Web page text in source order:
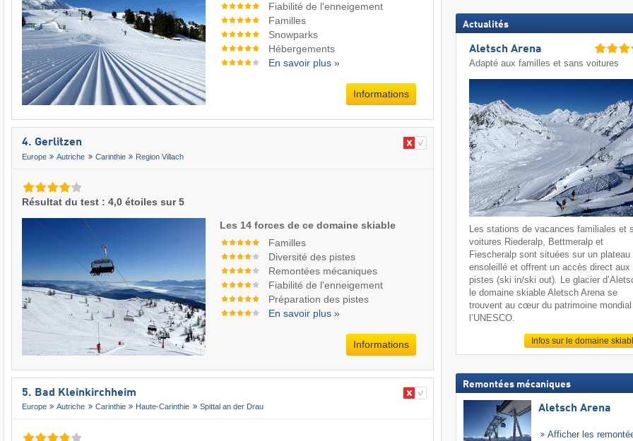
Fiabilité de l'enneigement
Familles
Snowparks
Hébergements
En savoir plus »
Informations
4. Gerlitzen
Europe Autriche Carinthie Region Villach
Résultat du test : 4,0 étoiles sur 5
Les 14 forces de ce domaine skiable
Familles
Diversité des pistes
Remontées mécaniques
Fiabilité de l'enneigement
Préparation des pistes
En savoir plus »
Informations
5. Bad Kleinkirchheim
Europe Autriche Carinthie Haute-Carinthie Spittal an der Drau
Actualités
Aletsch Arena
Adapté aux familles et sans voitures
Les stations de vacances familiales et
voitures Riederalp, Bettmeralp et
Fiescheralp sont situées sur un plateau
ensoleillé et offrent un accès direct aux
pistes (ski in/ski out). Le glacier
le domaine skiable Aletsch Arena se
trouvent au cœur du patrimoine
l’UNESCO.
Infos sur le domaine
Remontées mécaniques
Aletsch Arena
Afficher les